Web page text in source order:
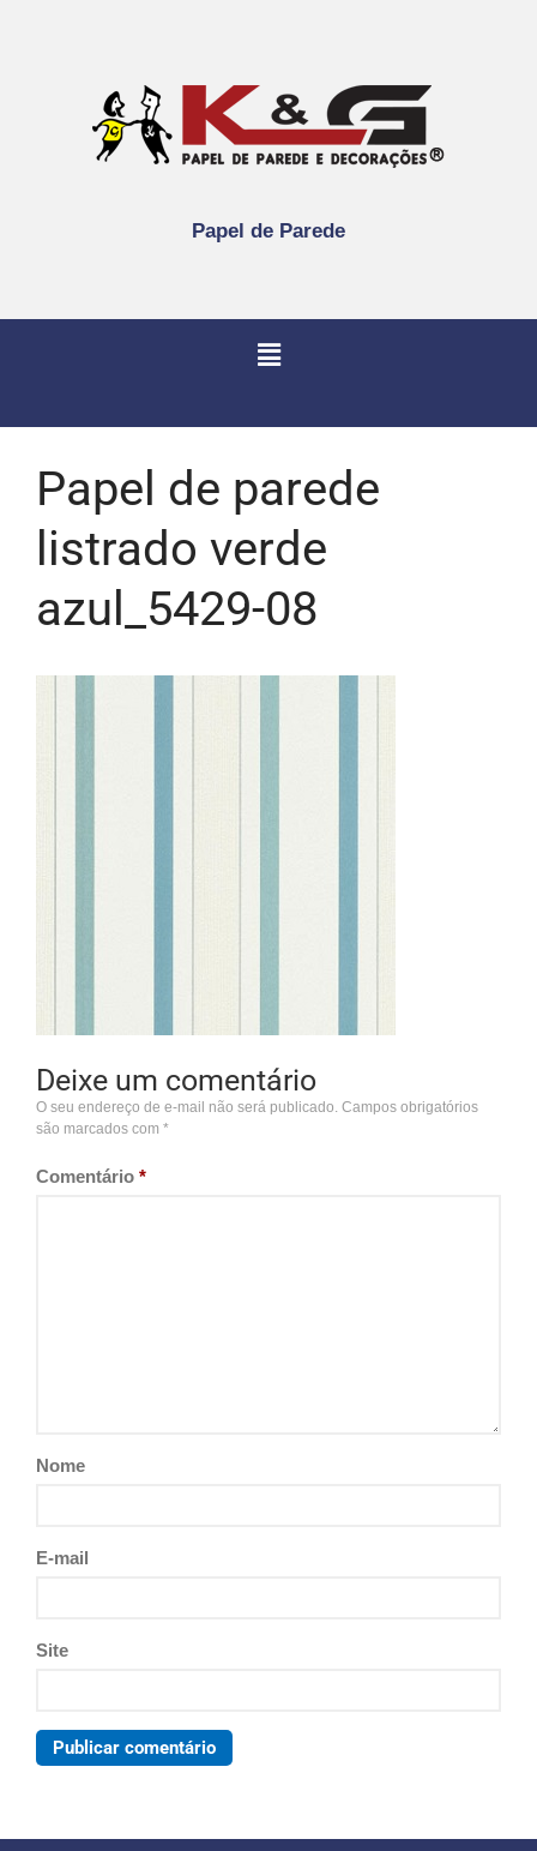
Papel de Parede
Papel de parede
listrado verde
azul_5429-08
Deixe um comentário
O seu endereço de e-mail não será publicado. Campos obrigatórios
são marcados com *
Comentário *
Nome
E-mail
Site